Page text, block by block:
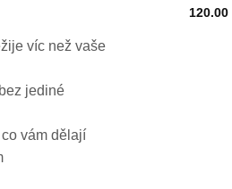
víc než vaše
jediné
vám dělají
120.00